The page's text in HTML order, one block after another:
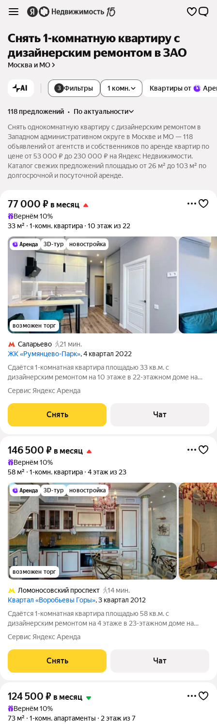
Снять 1-комнатную квартиру с
дизайнерским ремонтом в ЗАО
Москва и МО
AI 3 Фильтры Квартиры от
1 комн.
118 предложений •
по актуальности
Снять однокомнатную квартиру с дизайнерским ремонтом в
Западном административном округе в Москве и МО — 118
объявлений от агентств и собственников по аренде квартир по
цене от 53 000 ₽ до 230 000 ₽ на Яндекс Недвижимости.
Каталог свежих предложений площадью от 26 м² до 103 м² по
долгосрочной и посуточной аренде.
77 000 ₽ в месяц
Вернём 10%
33 м²
1-комн. квартира 10 этаж из 22
3D-тур новостройка
возможен торг
Саларьево
21 мин.
ЖК «Румянцево-Парк», 4 квартал 2022
Сдаётся 1-комнатная квартира площадью 33 кв.м. с
дизайнерским ремонтом на 10 этаже в 22-этажном доме на
срок от 11 месяцев. Из техники есть: Духовой шкаф Стиральная
машина Холодильник Посудомоечная машина Кондиционер
Микроволновка Пылесос Дом
Сервис Яндекс Аренда
Снять Чат
146 500 ₽ в месяц
Вернём 10%
58 м²
1-комн. квартира 4 этаж из 23
3D-тур новостройка
возможен торг
Ломоносовский проспект
14 мин.
Квартал «Воробьевы Горы», 3 квартал 2012
Сдаётся 1-комнатная квартира площадью 58 кв.м. с
дизайнерским ремонтом на 4 этаже в 23-этажном доме на
срок от 11 месяцев. Из техники есть: Телевизор Духовой шкаф
Стиральная машина Сушильная машина Холодильник
Посудомоечная машина Кондиционер
Сервис Яндекс Аренда
Снять Чат
124 500 ₽ в месяц
Вернём 10%
73 м²
1-комн. апартаменты 2 этаж из 7